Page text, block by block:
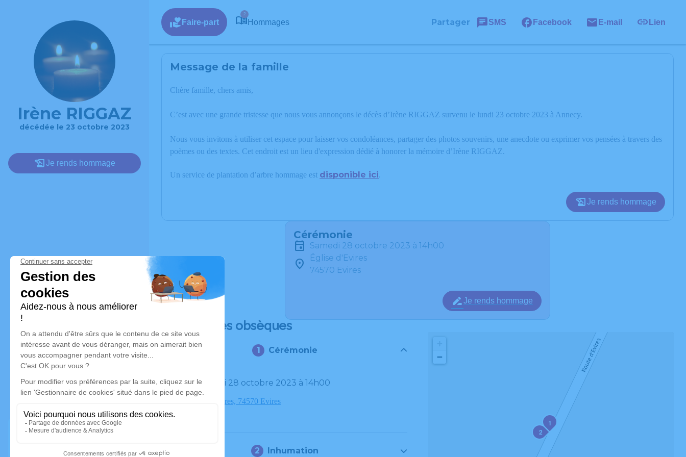
Irène RIGGAZ
décédée le 23 octobre 2023
Je rends hommage
Faire-part
2
Hommages Partager SMS Facebook E-mail Lien
Message de la famille
Chère famille, chers amis,
C’est avec une grande tristesse que nous vous annonçons le décès d’Irène RIGGAZ survenu le lundi 23 octobre 2023 à Annecy.
Nous vous invitons à utiliser cet espace pour laisser vos condoléances, partager des photos souvenirs, une anecdote ou exprimer vos pensées à travers des
poèmes ou des textes. Cet endroit est un lieu d'expression dédié à honorer la mémoire d’Irène RIGGAZ.
Un service de plantation d’arbre hommage est disponible ici.
Je rends hommage
Cérémonie
samedi 28 octobre 2023 à 14h00
Église d'Evires
74570 Evires
Je rends hommage
Déroulé des obsèques
Cérémonie
Le samedi 28 octobre 2023 à 14h00
Église d'Evires, 74570 Evires
Inhumation
1
2
−